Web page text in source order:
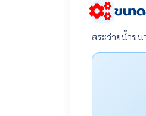
ขนา
สระว่ายน้ำขน